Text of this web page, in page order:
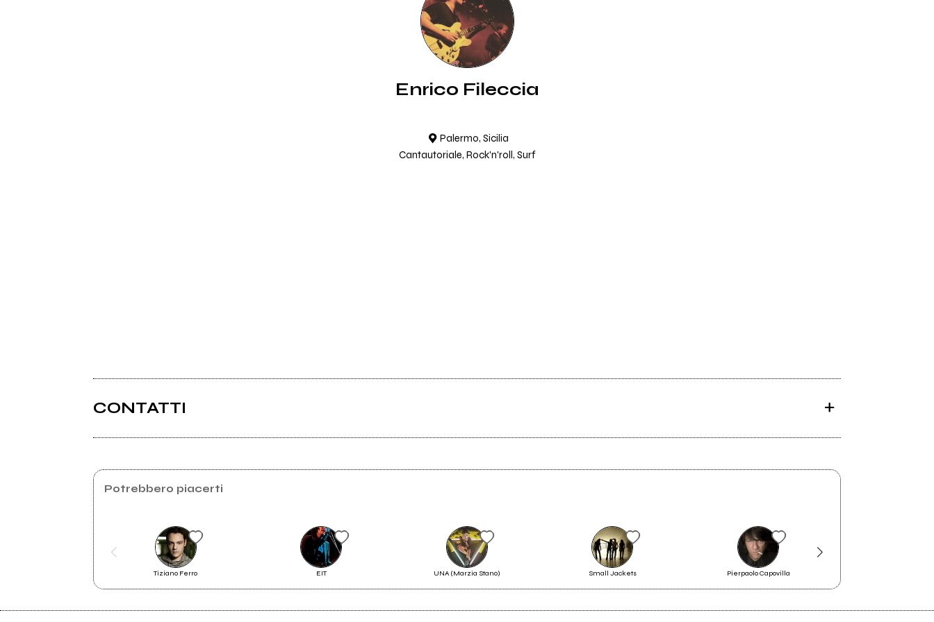
Enrico Fileccia
Palermo, Sicilia
Cantautoriale, Rock'n'roll, Surf
CONTATTI
Potrebbero piacerti
Tiziano Ferro EIT UNA (Marzia Stano) Small Jackets Pierpaolo Capovilla